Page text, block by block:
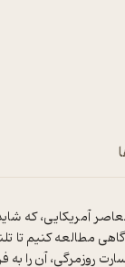
آمریکایی، که
مطالعه کنیم تا